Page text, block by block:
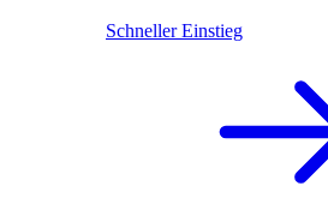
Schneller Einstieg